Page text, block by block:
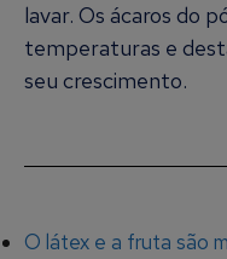
lavar. Os ácaros do
temperaturas e
seu crescimento.
O látex e a fruta são